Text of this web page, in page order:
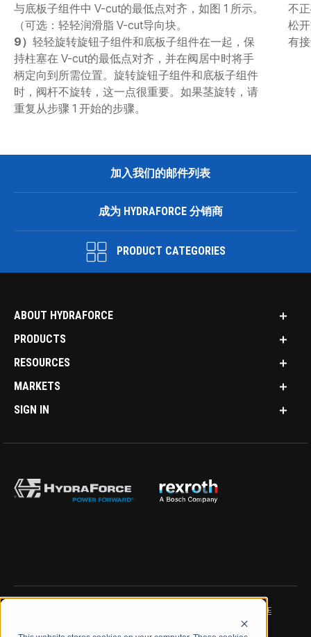
与底板子组件中 V-cut的最低点对齐，如图 1 所示。
（可选：轻轻润滑脂 V-cut导向块。
9） 轻轻旋转旋钮子组件和底板子组件在一起，保
持柱塞在 V-cut的最低点对齐，并在阀居中时将手
柄定向到所需位置。旋转旋钮子组件和底板子组件
时，阀杆不旋转，这一点很重要。如果茎旋转，请
重复从步骤 1 开始的步骤。
不
松
有
加入我们的邮件列表
成为 HYDRAFORCE 分销商
PRODUCT CATEGORIES
ABOUT HYDRAFORCE
PRODUCTS
RESOURCES
MARKETS
SIGN IN
DATA PROTECTION NOTICE